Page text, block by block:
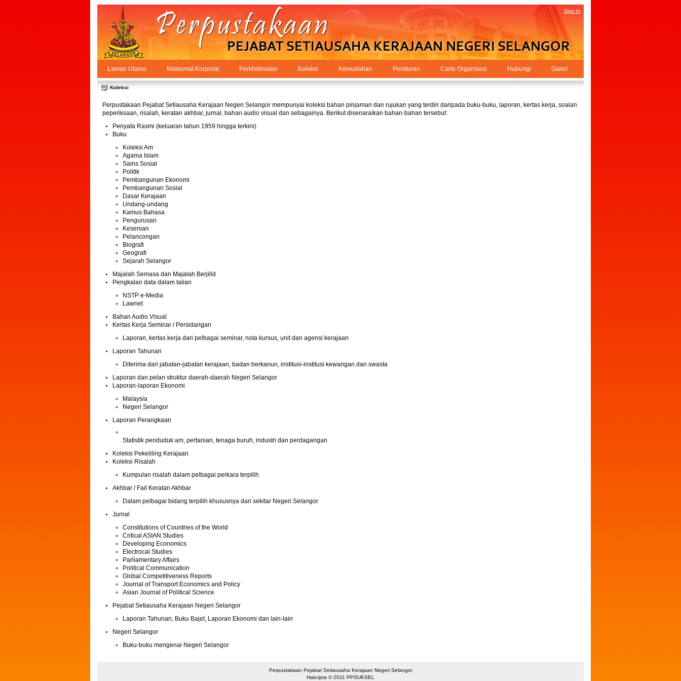
Skip to Content
PPSUKSEL
Koleksi
Sign In
Laman Utama Maklumat Korporat Perkhidmatan Koleksi Kemudahan Peraturan Carta Organisasi Hubungi Galeri
Koleksi
Perpustakaan Pejabat Setiausaha Kerajaan Negeri Selangor mempunyai koleksi bahan pinjaman dan rujukan yang terdiri daripada buku-buku, laporan, kertas kerja, soalan
peperiksaan, risalah, keratan akhbar, jurnal, bahan audio visual dan sebagainya. Berikut disenaraikan bahan-bahan tersebut:
Penyata Rasmi (keluaran tahun 1959 hingga terkini)
Buku
Koleksi Am
Agama Islam
Sains Sosial
Politik
Pembangunan Ekonomi
Pembangunan Sosial
Dasar Kerajaan
Undang-undang
Kamus Bahasa
Pengurusan
Kesenian
Pelancongan
Biografi
Geografi
Sejarah Selangor
Majalah Semasa dan Majalah Berjilid
Pengkalan data dalam talian
NSTP e-Media
Lawnet
Bahan Audio Visual
Kertas Kerja Seminar / Persidangan
Laporan, kertas kerja dari pelbagai seminar, nota kursus, unit dan agensi kerajaan
Laporan Tahunan
Diterima dari jabatan-jabatan kerajaan, badan berkanun, institusi-institusi kewangan dan swasta
Laporan dan pelan struktur daerah-daerah Negeri Selangor
Laporan-laporan Ekonomi
Malaysia
Negeri Selangor
Laporan Perangkaan
Statistik penduduk am, pertanian, tenaga buruh, industri dan perdagangan
Koleksi Pekeliling Kerajaan
Koleksi Risalah
Kumpulan risalah dalam pelbagai perkara terpilih
Akhbar / Fail Keratan Akhbar
Dalam pelbagai bidang terpilih khususnya dari sekitar Negeri Selangor
Jurnal
Constitutions of Countries of the World
Critical ASIAN Studies
Developing Economics
Electrocal Studies
Parliamentary Affairs
Political Communication
Global Competitiveness Reports
Journal of Transport Economics and Policy
Asian Journal of Political Science
Pejabat Setiausaha Kerajaan Negeri Selangor
Laporan Tahunan, Buku Bajet, Laporan Ekonomi dan lain-lain
Negeri Selangor
Buku-buku mengenai Negeri Selangor
Perpustakaan Pejabat Setiausaha Kerajaan Negeri Selangor
Hakcipta © 2011 PPSUKSEL